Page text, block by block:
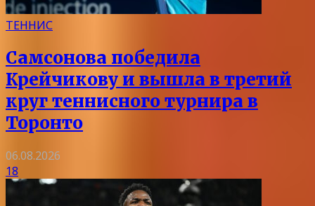
ТЕННИС
Самсонова победила
Крейчикову и вышла в третий
круг теннисного турнира в
Торонто
06.08.2026
18